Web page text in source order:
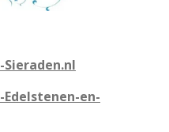
en-